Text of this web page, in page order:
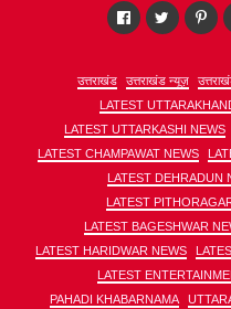
उत्तराखंड उत्तराखंड न्यूज़
LATEST
LATEST UTTARKASHI NEWS
LATEST CHAMPAWAT NEWS
LATEST DEHRADUN
LATEST
LATEST BAGESHWAR
LATEST HARIDWAR NEWS
LATEST
PAHADI KHABARNAMA